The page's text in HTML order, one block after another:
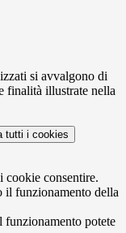
si avvalgono di
finalità illustrate nella
tutti i cookies
cookie consentire.
il funzionamento della
funzionamento potete